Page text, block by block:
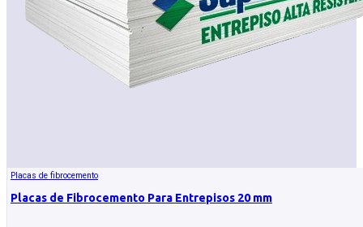
Placas de fibrocemento
Placas de Fibrocemento Para Entrepisos 20 mm